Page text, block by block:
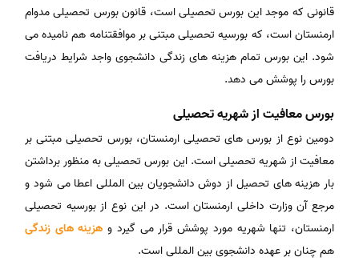
قانونی که موجد این بورس تحصیلی است، قانون بورس تحصیلی مدوام
ارمنستان است، که بورسیه تحصیلی مبتنی بر موافقتنامه هم نامیده می
شود. این بورس تمام هزینه های زندگی دانشجوی واجد شرایط دریافت
بورس را پوشش می دهد.
بورس معافیت از شهریه تحصیلی
دومین نوع از بورس های تحصیلی ارمنستان، بورس تحصیلی مبتنی بر
معافیت از شهریه تحصیلی است. این بورس تحصیلی به منظور برداشتن
بار هزینه های تحصیل از دوش دانشجویان بین المللی اعطا می شود و
مرجع آن وزارت داخلی ارمنستان است. در این نوع از بورسیه تحصیلی
ارمنستان، تنها شهریه مورد پوشش قرار می گیرد و هزینه های زندگی
هم چنان بر عهده دانشجوی بین المللی است.